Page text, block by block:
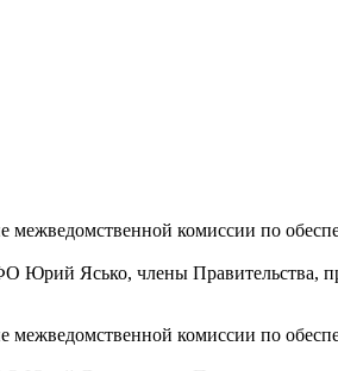
межведомственной комиссии по
Юрий Ясько, члены Правительства,
межведомственной комиссии по